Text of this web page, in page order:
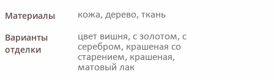
Материалы кожа, дерево, ткань
Варианты
отделки
цвет вишня, с золотом, с
серебром, крашеная со
старением, крашеная,
матовый лак